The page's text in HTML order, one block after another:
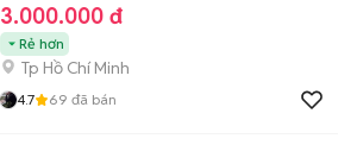
3.000.000 đ
Rẻ hơn
Tp Hồ Chí Minh
4.7 69 đã bán